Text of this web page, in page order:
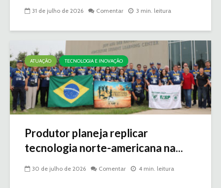
31 de julho de 2026 Comentar 3 min. leitura
ATUAÇÃO TECNOLOGIA E INOVAÇÃO
Produtor planeja replicar
tecnologia norte-americana na...
30 de julho de 2026 Comentar 4 min. leitura